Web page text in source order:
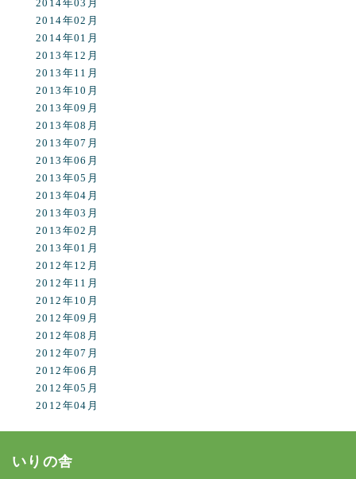
2014年03月
2014年02月
2014年01月
2013年12月
2013年11月
2013年10月
2013年09月
2013年08月
2013年07月
2013年06月
2013年05月
2013年04月
2013年03月
2013年02月
2013年01月
2012年12月
2012年11月
2012年10月
2012年09月
2012年08月
2012年07月
2012年06月
2012年05月
2012年04月
いりの舎